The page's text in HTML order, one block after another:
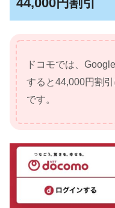
ドコモでは、
すると44,000円割
です。